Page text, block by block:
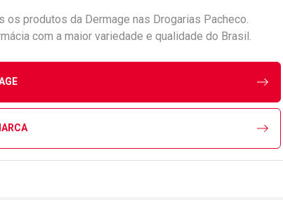
os produtos da Dermage nas Drogarias Pacheco.
com a maior variedade e qualidade do Brasil.